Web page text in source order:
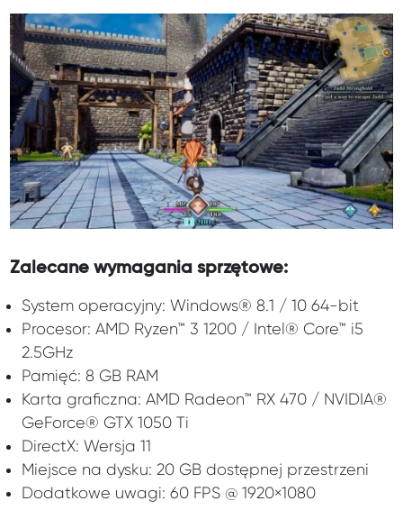
Zalecane wymagania sprzętowe:
System operacyjny: Windows® 8.1 / 10 64-bit
Procesor: AMD Ryzen™ 3 1200 / Intel® Core™ i5
2.5GHz
Pamięć: 8 GB RAM
Karta graficzna: AMD Radeon™ RX 470 / NVIDIA®
GeForce® GTX 1050 Ti
DirectX: Wersja 11
Miejsce na dysku: 20 GB dostępnej przestrzeni
Dodatkowe uwagi: 60 FPS @ 1920×1080